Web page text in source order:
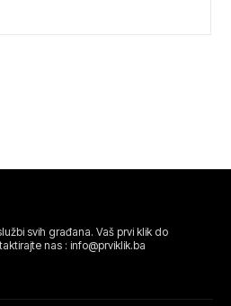
svih građana. Vaš prvi klik do
nas : info@prviklik.ba